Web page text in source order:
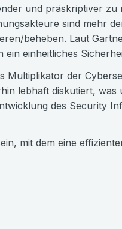
und präskriptiver zu
sind mehr
beheben. Laut
einheitliches
Multiplikator der
lebhaft diskutiert, was
des Security
mit dem eine